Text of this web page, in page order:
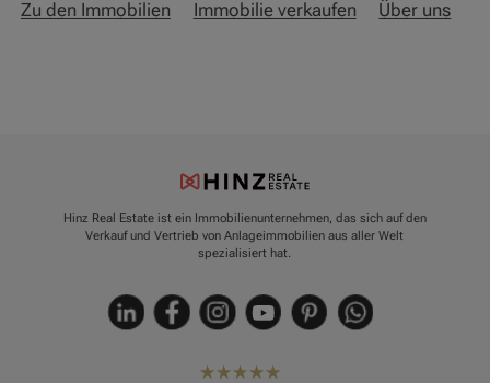
Zu den Immobilien Immobilie verkaufen Über uns
Hinz Real Estate ist ein Immobilienunternehmen, das sich auf den
Verkauf und Vertrieb von Anlageimmobilien aus aller Welt
spezialisiert hat.